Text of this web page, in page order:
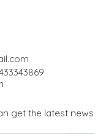
get the latest news